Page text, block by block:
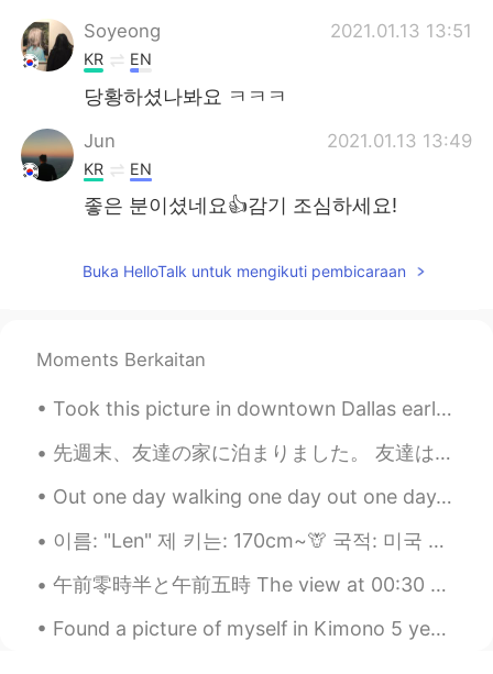
Soyeong 2021.01.13 13:51
KR EN
당황하셨나봐요 ㅋㅋㅋ
Jun 2021.01.13 13:49
KR EN
좋은 분이셨네요👍감기 조심하세요!
Buka HelloTalk untuk mengikuti pembicaraan
Moments Berkaitan
Took this picture in downtown Dallas earlier today… I don’t know why but I really love the colors...
先週末、友達の家に泊まりました。 友達は先々週からかわいい猫を飼っています。子猫ちんを会いに行きました。名前はシロです！14週齢だと思います。🥰 私も猫ちゃんを飼いたいですが、私の母は猫アレルギ...
Out one day walking one day out one day, with you hallelujah We found a wood with Trolleys on whe...
이름: "Len" 제 키는: 170cm~🦒 국적: 미국 사람 🇺🇸 좋아하는 아티스트 : 샘김, 권혁(Dean), Billie Eilish.... 좋아하는 색: 🖤 or 💙 ...
午前零時半と午前五時 The view at 00:30 and 5am🥴✨🌌🌟 It's been a while.. I moved to a different city last wee...
Found a picture of myself in Kimono 5 years ago in Kamakura ☺ such a good memorizes. Will go back...